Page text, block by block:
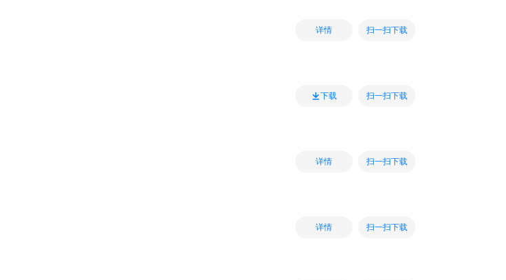
详情 扫一扫下载
下载 扫一扫下载
详情 扫一扫下载
详情 扫一扫下载